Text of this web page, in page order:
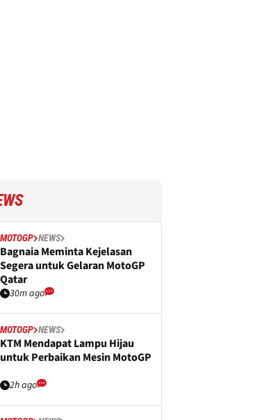
MOTOGP NEWS
Bagnaia Meminta Kejelasan
Segera untuk Gelaran MotoGP
Qatar
30m ago
MOTOGP NEWS
KTM Mendapat Lampu Hijau
untuk Perbaikan Mesin MotoGP
2h ago